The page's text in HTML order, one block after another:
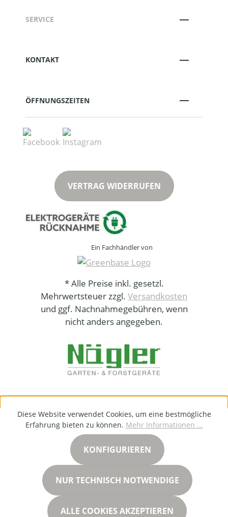
SERVICE
KONTAKT
ÖFFNUNGSZEITEN
VERTRAG WIDERRUFEN
Ein Fachhändler von
* Alle Preise inkl. gesetzl.
Mehrwertsteuer zzgl. Versandkosten
und ggf. Nachnahmegebühren, wenn
nicht anders angegeben.
Diese Website verwendet Cookies, um eine bestmögliche
Erfahrung bieten zu können. Mehr Informationen ...
NUR TECHNISCH NOTWENDIGE
KONFIGURIEREN
ALLE COOKIES AKZEPTIEREN